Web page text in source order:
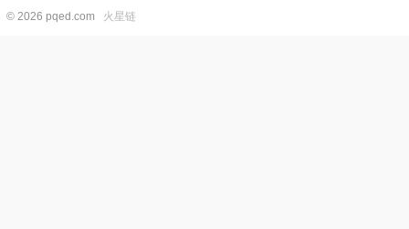
© 2026 pqed.com 火星链